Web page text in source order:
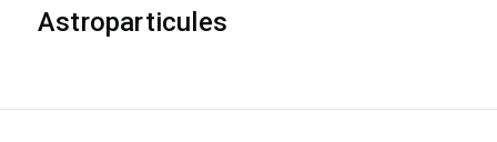
Astroparticules